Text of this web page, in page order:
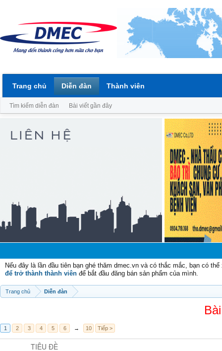
Nếu đây là lần đầu tiên bạn ghé thăm dmec.vn và có thắc mắc, bạn có
để trở thành thành viên để bắt đầu đăng bán sản phẩm của mình.
Trang chủ Diễn đàn
1 2 3 4 5 6 → 10 Tiếp >
TIÊU ĐỀ
Trang chủ Diễn đàn
Tìm kiếm diễn đàn Bài viết gần đây
Thành viên